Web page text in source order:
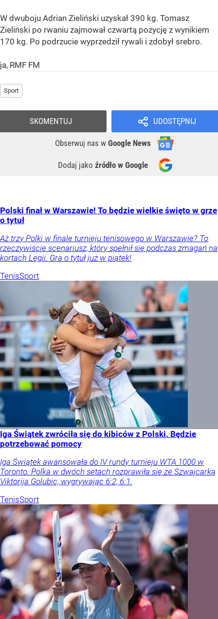
W dwuboju Adrian Zieliński uzyskał 390 kg. Tomasz
Zieliński po rwaniu zajmował czwartą pozycję z wynikiem
170 kg. Po podrzucie wyprzedził rywali i zdobył srebro.
ja, RMF FM
Sport
UDOSTĘPNIJ
Obserwuj nas w Google News
Dodaj jako źródło w Google
SKOMENTUJ
Polski finał w Warszawie! To będzie wielkie święto w grze
o tytuł
Aż trzy Polki w finale turnieju tenisowego w Warszawie? To
rzeczywiście scenariusz, który spełnił się podczas zmagań na
kortach Legii. Gra o tytuł już w piątek!
TenisSport
Iga Świątek zwróciła się do kibiców z Polski. Będzie
potrzebować pomocy
Iga Świątek awansowała do IV rundy turnieju WTA 1000 w
Toronto. Polka w dwóch setach rozprawiła się ze Szwajcarką
Viktorija Golubic, wygrywając 6:2, 6:1.
TenisSport